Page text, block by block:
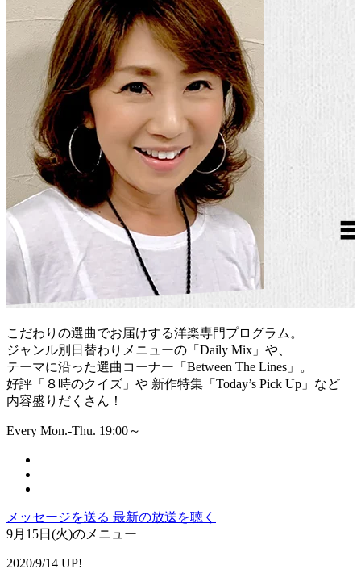
こだわりの選曲でお届けする洋楽専門プログラム。
ジャンル別日替わりメニューの「Daily Mix」や、
テーマに沿った選曲コーナー「Between The Lines」。
好評「８時のクイズ」や 新作特集「Today’s Pick Up」など
内容盛りだくさん！
Every Mon.-Thu. 19:00～
メッセージを送る 最新の放送を聴く
9月15日(火)のメニュー
2020/9/14 UP!